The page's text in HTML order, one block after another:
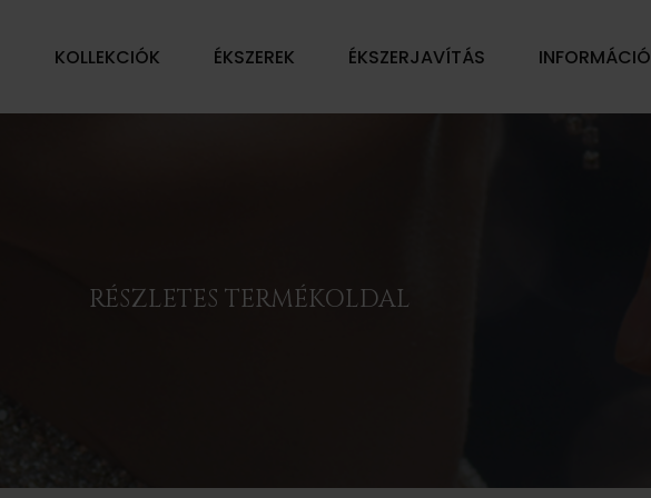
KOLLEKCIÓK ÉKSZEREK ÉKSZERJAVÍTÁS INFORMÁCIÓ
RÉSZLETES TERMÉKOLDAL